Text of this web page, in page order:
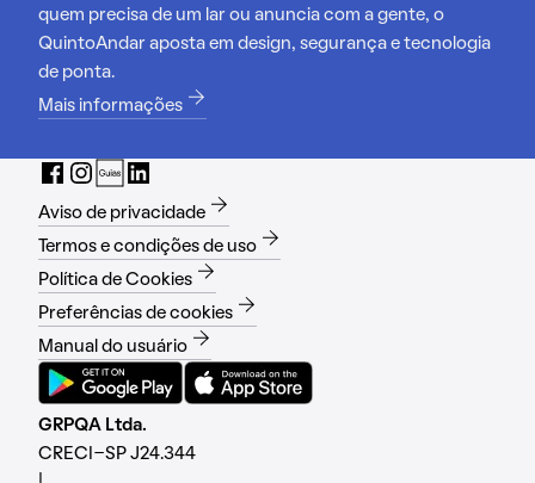
quem precisa de um lar ou anuncia com a gente, o
QuintoAndar aposta em design, segurança e tecnologia
de ponta.
Mais informações
Aviso de privacidade
Termos e condições de uso
Política de Cookies
Preferências de cookies
Manual do usuário
GRPQA Ltda.
CRECI-SP J24.344